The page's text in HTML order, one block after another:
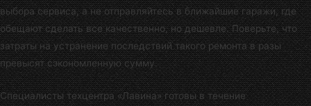
выбора сервиса, а не отправляйтесь в ближайшие гаражи, где
обещают сделать все качественно, но дешевле. Поверьте, что
затраты на устранение последствий такого ремонта в разы
превысят сэкономленную сумму.
Специалистытехцентра «Лавина»готовы в течение